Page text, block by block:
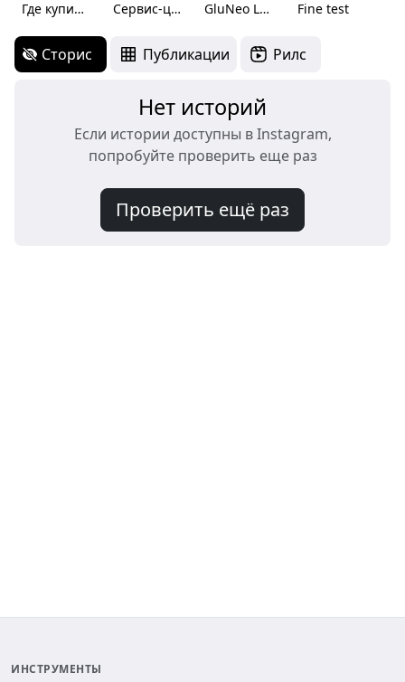
Где купить? Сервис-центры GluNeo Lite Fine test
Сторис Публикации Рилс
Нет историй
Если истории доступны в Instagram,
попробуйте проверить еще раз
Проверить ещё раз
ИНСТРУМЕНТЫ